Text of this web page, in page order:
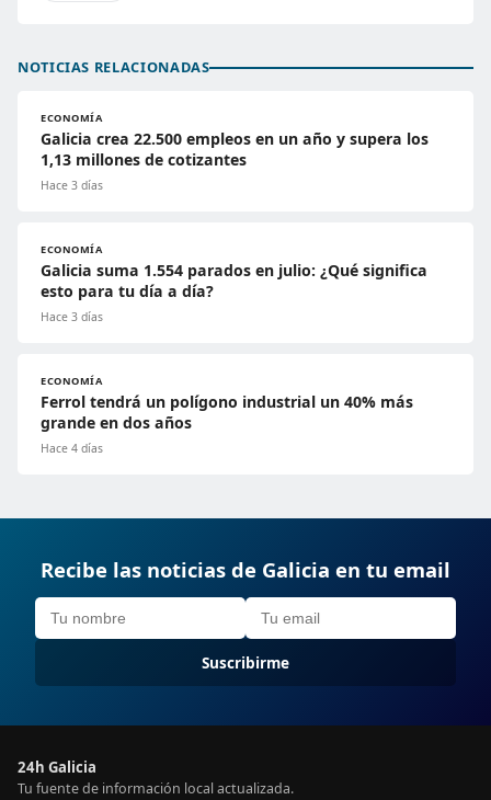
NOTICIAS RELACIONADAS
ECONOMÍA
Galicia crea 22.500 empleos en un año y supera los
1,13 millones de cotizantes
Hace 3 días
ECONOMÍA
Galicia suma 1.554 parados en julio: ¿Qué significa
esto para tu día a día?
Hace 3 días
ECONOMÍA
Ferrol tendrá un polígono industrial un 40% más
grande en dos años
Hace 4 días
Recibe las noticias de Galicia en tu email
Suscribirme
24h Galicia
Tu fuente de información local actualizada.